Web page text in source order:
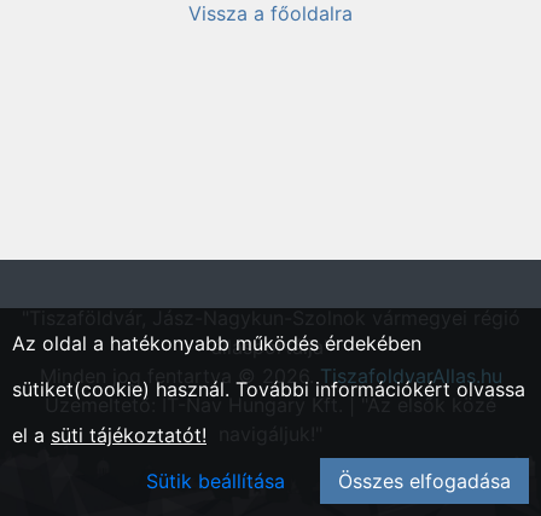
Vissza a főoldalra
állásportálja"
Minden jog fentartva © 2026.TiszafoldvarAllas.hu
Üzemeltető: IT-Nav Hungary Kft. | "Az elsők közé
Az oldal a hatékonyabb működés érdekében
sütiket(cookie) használ. További információkért olvassa
el a süti tájékoztatót!
Sütik beállítása
Összes elfogadása